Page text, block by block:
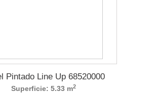
Pintado Line Up 68520000
Superficie: 5.33 m2